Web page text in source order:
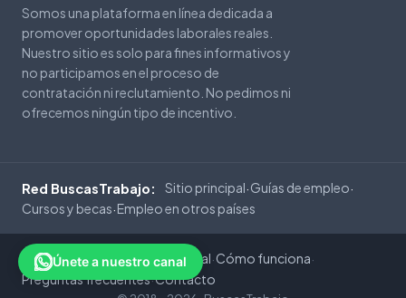
Somos una plataforma en línea dedicada a
promover oportunidades laborales reales.
Nuestro sitio es solo para fines informativos y
no participamos en el proceso de
contratación ni reclutamiento. No pedimos ni
ofrecemos ningún tipo de incentivo.
Red BuscasTrabajo: Sitio principal·Guías de empleo·
Cursos y becas·Empleo en otros países
Privacidad· Cookies·Aviso Legal·Cómo funciona·
Preguntas frecuentes·Contacto
Únete a nuestro canal